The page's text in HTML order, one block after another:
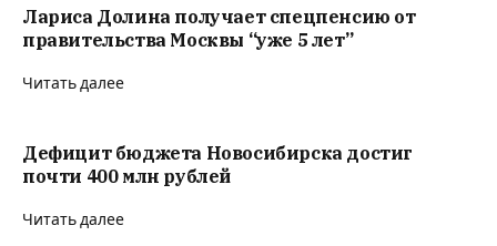
Лариса Долина получает спецпенсию от
правительства Москвы “уже 5 лет”
Читать далее
Дефицит бюджета Новосибирска достиг
почти 400 млн рублей
Читать далее